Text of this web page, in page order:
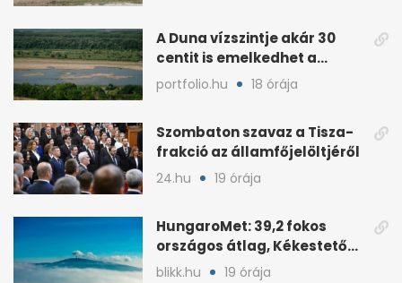
A Duna vízszintje akár 30
centit is emelkedhet a
nyugati esők után
portfolio.hu 18 órája
Szombaton szavaz a Tisza-
frakció az államfőjelöltjéről
24.hu 19 órája
HungaroMet: 39,2 fokos
országos átlag, Kékestetőn
hajszál híján rekord
blikk.hu 19 órája